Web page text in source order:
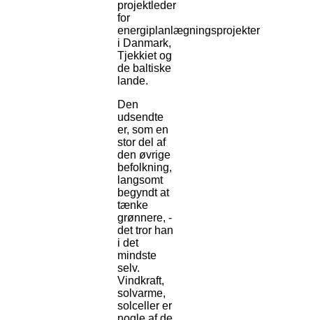
projektleder
for
energiplanlægningsprojekter
i Danmark,
Tjekkiet og
de baltiske
lande.
Den
udsendte
er, som en
stor del af
den øvrige
befolkning,
langsomt
begyndt at
tænke
grønnere, -
det tror han
i det
mindste
selv.
Vindkraft,
solvarme,
solceller er